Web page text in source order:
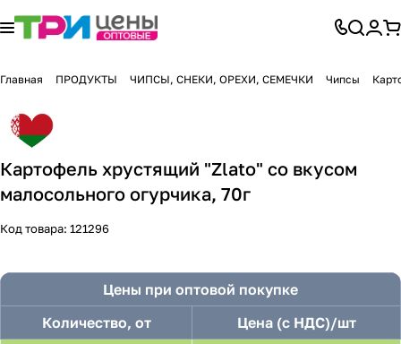
Главная ПРОДУКТЫ ЧИПСЫ, СНЕКИ, ОРЕХИ, СЕМЕЧКИ Чипсы
Картофель хрустящий "Zlato" со вкусом
малосольного огурчика, 70г
Код товара: 121296
Цены при оптовой покупке
Количество, от
Цена (с НДС)/шт